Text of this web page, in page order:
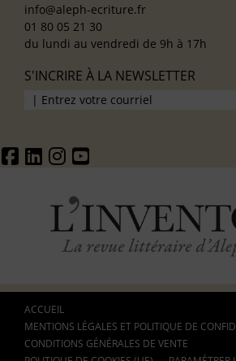
info@aleph-ecriture.fr
01 80 05 21 30
du lundi au vendredi de 9h à 17h
S'INCRIRE À LA NEWSLETTER
ACCUEIL
MENTIONS LÉGALES ET POLITIQUE DE
CONDITIONS GÉNÉRALES DE VENTE